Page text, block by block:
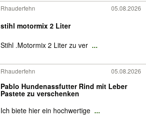
Rhauderfehn 05.08.2026
stihl motormix 2 Liter
Stihl .Motormix 2 Liter zu ver ...
Rhauderfehn 05.08.2026
Pablo Hundenassfutter Rind mit Leber
Pastete zu verschenken
Ich biete hier ein hochwertige ...